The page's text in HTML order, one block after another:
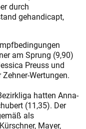
durch
gehandicapt,
am Sprung (9,90)
Preuss und
Wertungen.
hatten Anna-
(11,35). Der
als
Mayer,